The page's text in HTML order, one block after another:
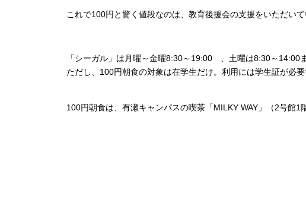
これで100円と驚く値段なのは、教育後援会の支援をいただいて
「シーガル」は月曜～金曜8:30～19:00 、土曜は8:30～14:00ま
ただし、100円朝食の対象は在学生だけ。利用には学生証が必要
100円朝食は、有瀬キャンパスの喫茶「MILKY WAY」（2号館